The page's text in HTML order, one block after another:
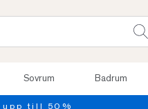
Sovrum Badrum